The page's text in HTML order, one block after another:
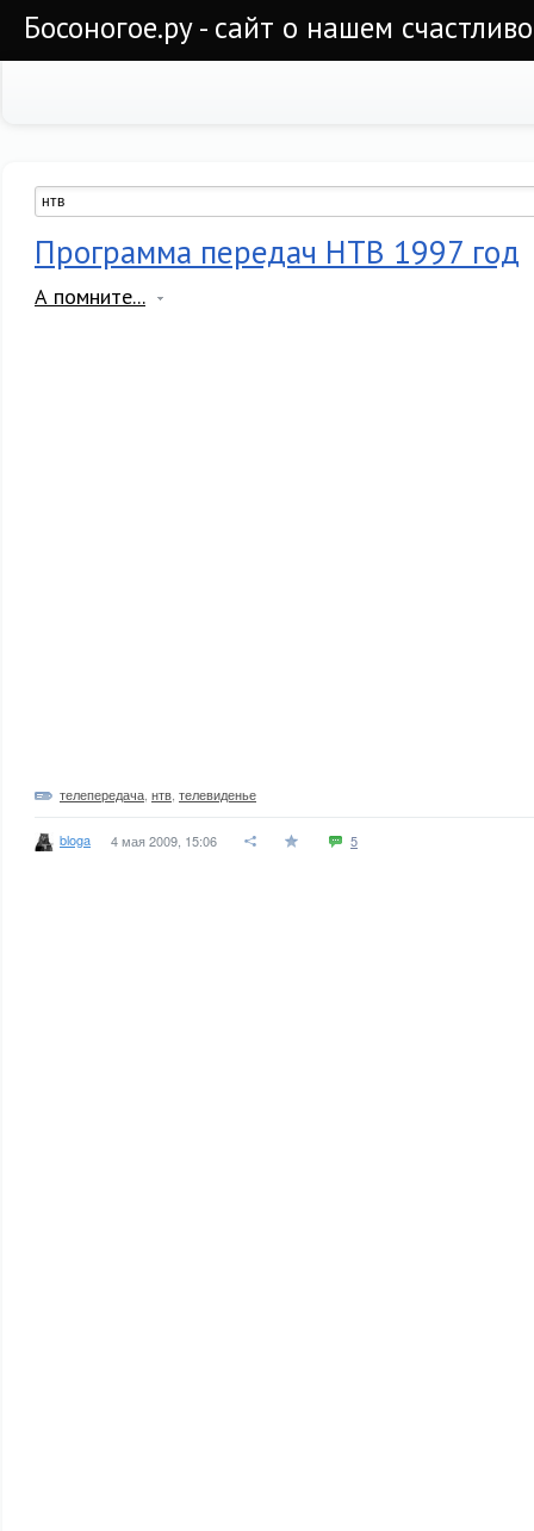
Босоногое.ру - сайт о нашем
Программа передач НТВ 1997 год
А помните...
телепередача нтв телевиденье
bloga 4 мая 2009, 15:06 5